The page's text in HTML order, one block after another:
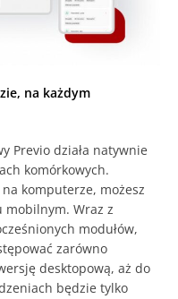
na każdym
Previo działa natywnie
komórkowych.
komputerze, możesz
mobilnym. Wraz z
modułów,
zarówno
desktopową, aż do
będzie tylko